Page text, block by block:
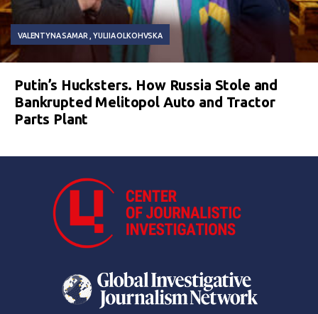
VALENTYNA SAMAR YULIIA OLKOHVSKA
Putin’s Hucksters. How Russia Stole and
Bankrupted Melitopol Auto and Tractor
Parts Plant